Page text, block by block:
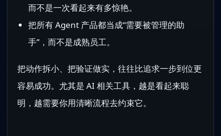
而不是一次看起来有多惊艳。
把所有 Agent 产品都当成“需要被管理的助
手”，而不是成熟员工。
把动作拆小、把验证做实，往往比追求一步到位更
容易成功。尤其是 AI 相关工具，越是看起来聪
明，越需要你用清晰流程去约束它。